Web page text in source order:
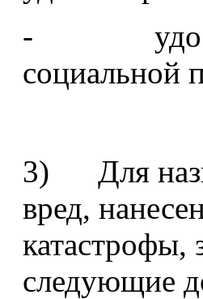
-
социальной
3) Для
вред,
катастрофы,
следующие